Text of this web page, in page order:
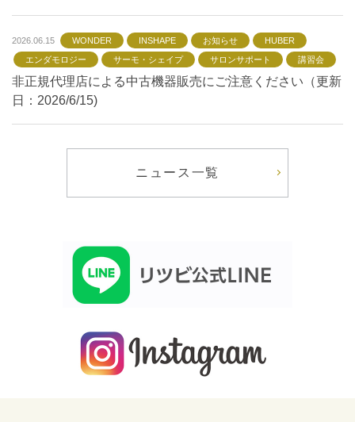
2026.06.15 WONDER INSHAPE お知らせ
HUBER
エンダモロジー
サーモ・シェイプ サロンサポート 講習会
非正規代理店による中古機器販売にご注意ください（更新
日：2026/6/15)
ニュース一覧